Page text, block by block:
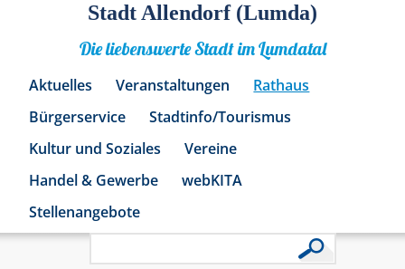
Stadt Allendorf (Lumda)
Die liebenswerte Stadt im Lumdatal
Aktuelles Veranstaltungen
Rathaus
Bürgerservice
Stadtinfo/Tourismus
Kultur und Soziales
Vereine
Handel & Gewerbe
webKITA
Stellenangebote